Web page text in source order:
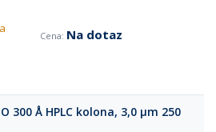
Na dotaz
300 Å HPLC kolona, 3,0 µm 250